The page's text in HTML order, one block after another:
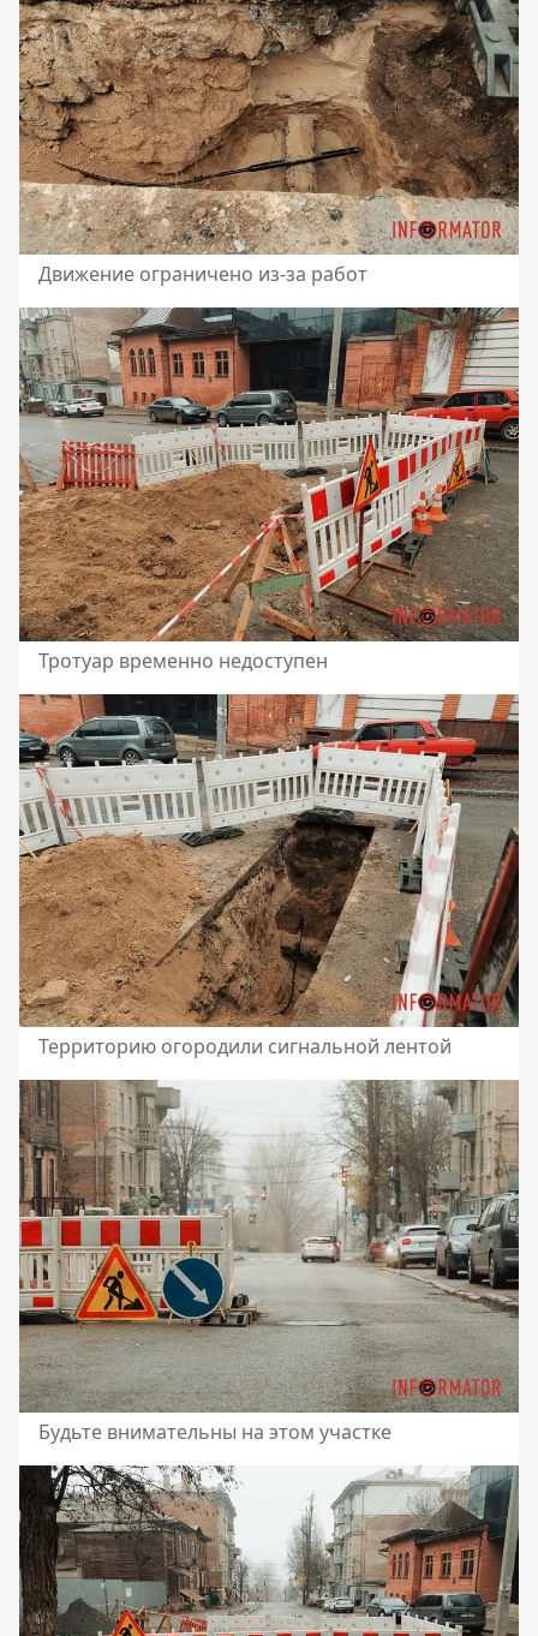
Движение ограничено из-за работ
Тротуар временно недоступен
Территорию огородили сигнальной лентой
Будьте внимательны на этом участке